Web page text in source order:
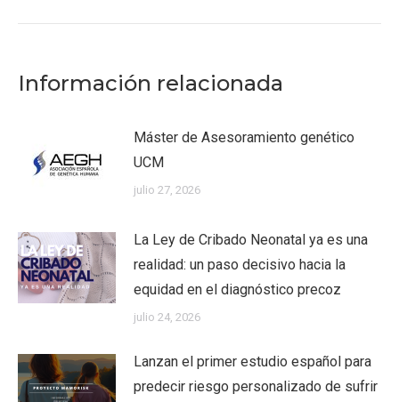
Información relacionada
Máster de Asesoramiento genético
UCM
julio 27, 2026
La Ley de Cribado Neonatal ya es una
realidad: un paso decisivo hacia la
equidad en el diagnóstico precoz
julio 24, 2026
Lanzan el primer estudio español para
predecir riesgo personalizado de sufrir